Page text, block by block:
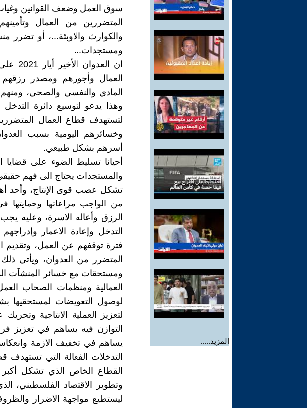
المزيد.....
سوق العمل وضعف القوانين وغياب
المتضررين من العمال
والكوارث والاوبئة...، أو تضرر
ومستجدات...
ان
العمال وأجورهم ومصدر رزقهم
المادي والنفسي والصحي،
وهذا يدعو لتوسيع دائرة التدخل
لتستهدف قطاع العمال
وخسائرهم اليومية بسبب
أسرهم بشكل طبيعي.
أحيانا تسليط الضوء على قضايا
والمستجدات يحتاج الى فهم
تشكل عصب قوى الإنتاج، وأحد أهم
من الواجب مراعاتها وحمايتها
الرزق وأعاله الاسرة، وعليه
التدخل وإعادة الاعمار
فترة توقفهم عن العمل، وتقديم
المتضرر من العدوان، ويأتي
ومستحقات مع خسائر المنشآت
العمالية ومنظمات الصحاب
لوصول التعويضات
لتعزيز العملية الانتاجية
التوازن فيه يساهم في
يساهم في تخفيف الازمة
التدخلات الفعالة التي
القطاع الخاص الذي تشكل
وتطوير الاقتصاد الفلسطيني،
ليستطيع مواجهة الاضرار